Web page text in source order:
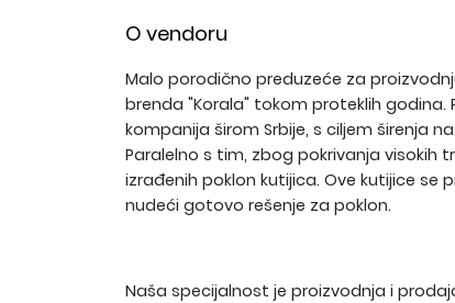
O vendoru
Malo porodično preduzeće za
brenda "Korala" tokom proteklih godina.
kompanija širom Srbije, s ciljem širenja
Paralelno s tim, zbog pokrivanja visokih
izrađenih poklon kutijica. Ove kutijice
nudeći gotovo rešenje za poklon.
Naša specijalnost je proizvodnja i